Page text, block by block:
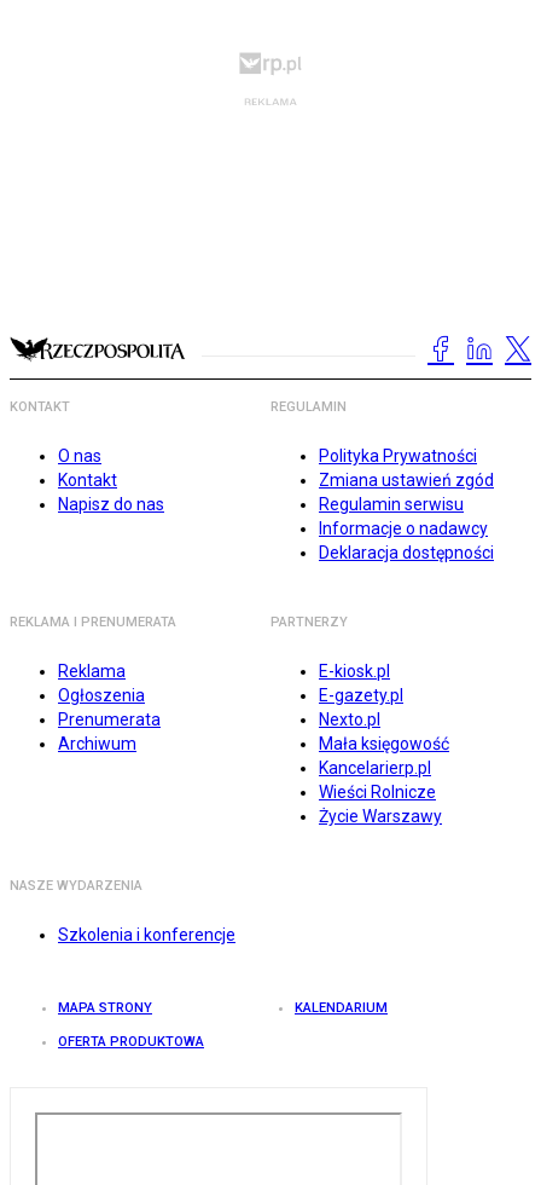
KONTAKT
O nas
Kontakt
Napisz do nas
REGULAMIN
Polityka Prywatności
Zmiana ustawień zgód
Regulamin serwisu
Informacje o nadawcy
Deklaracja dostępności
REKLAMA I PRENUMERATA
Reklama
Ogłoszenia
Prenumerata
Archiwum
PARTNERZY
E-kiosk.pl
E-gazety.pl
Nexto.pl
Mała księgowość
Kancelarierp.pl
Wieści Rolnicze
Życie Warszawy
NASZE WYDARZENIA
Szkolenia i konferencje
MAPA STRONY KALENDARIUM
OFERTA PRODUKTOWA